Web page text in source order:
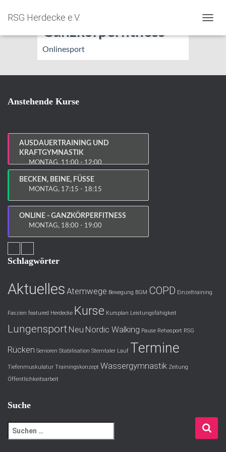
RSG Herdecke e.V.
ONLINE –
Ganzkörperfitness
Onlinesport
Anstehende Kurse
AUSDAUERTRAINING UND
KRAFTGYMNASTIK
MONTAG, 11:00 - 12:00
BECKEN, BEINE, FÜSSE
MONTAG, 17:15 - 18:15
ONLINE - GANZKÖRPERFITNESS
MONTAG, 18:00 - 19:00
Schlagwörter
Aktuelles Atemwege Bewegung BGM COPD Einzeltraining
Faszien featured Herdecke Kurse Kursplan Leistungsfähigkeit
Lungensport Neu Nordic Walking Pause Rehasport RSG
Rücken Senioren Stabilisation Sterntaler Lauf Termine
Tiefenmuskulatur Trainingskonzept Wassergymnastik Zeitung
Öffentlichkeitsarbeit
Suche
u